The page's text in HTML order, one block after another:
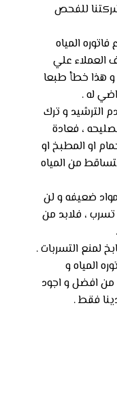
شركتنا للفحص
المياه
علي
و هذا خطأ طبعا
له .
الترشيد و ترك
، فعادة
او المطبخ او
من المياه
مواد ضعيفه و لن
، فلابد من
لمنع التسربات .
المياه و
من افضل و اجود
فقط .